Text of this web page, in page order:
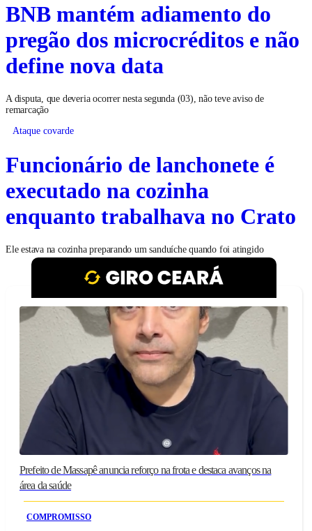
BNB mantém adiamento do
pregão dos microcréditos e não
define nova data
A disputa, que deveria ocorrer nesta segunda (03), não teve aviso de
remarcação
Ataque covarde
Funcionário de lanchonete é
executado na cozinha
enquanto trabalhava no Crato
Ele estava na cozinha preparando um sanduíche quando foi atingido
Prefeito de Massapê anuncia reforço na frota e destaca avanços na
área da saúde
COMPROMISSO